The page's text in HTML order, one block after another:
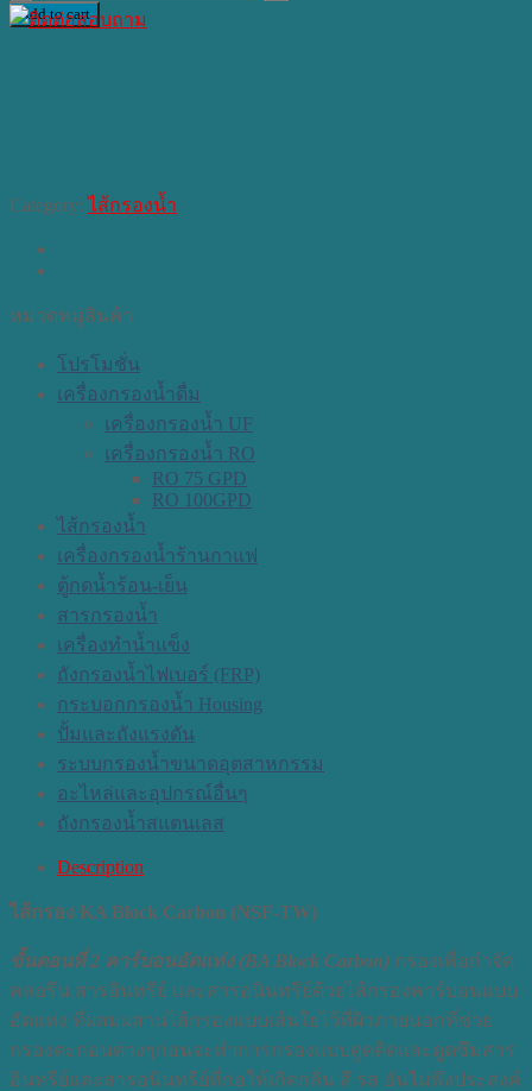
กรอง
Add to cart
Category:ไส้กรองน้ำ
หมวดหมู่สินค้า
โปรโมชั่น
เครื่องกรองน้ำดื่ม
เครื่องกรองน้ำ UF
เครื่องกรองน้ำ RO
RO 75 GPD
RO 100GPD
ไส้กรองน้ำ
เครื่องกรองน้ำร้านกาแฟ
ตู้กดน้ำร้อน-เย็น
สารกรองน้ำ
เครื่องทำน้ำแข็ง
ถังกรองน้ำไฟเบอร์ (FRP)
กระบอกกรองน้ำ Housing
ปั้มและถังแรงดัน
ระบบกรองน้ำขนาดอุตสาหกรรม
อะไหล่และอุปกรณ์อื่นๆ
ถังกรองน้ำสแตนเลส
Description
ไส้กรอง KA Block Carbon (NSF-TW)
ขั้นตอนที่ 2 คาร์บอนอัดแท่ง (BA Block Carbon) กรองเพื่อกำจัด
คลอรีน สารอินทรีย์ และสารอนินทรีย์ด้วยไส้กรองคาร์บอนแบบ
อัดแท่ง ที่ผสมผสานไส้กรองแบบเส้นใยไว้ที่ผิวภายนอกที่ช่วย
กรองตะกอนต่างๆก่อนจะทำการกรองแบบดูดติดและดูดซึมสาร
อินทรีย์และสารอนินทรีย์ที่ก่อให้เกิดกลิ่น สี รส อันไม่พึงประสงค์